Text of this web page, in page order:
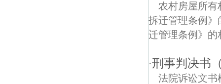
农村房屋所有
拆迁管理条例
迁管理条例》
·刑事判决书
法院诉讼